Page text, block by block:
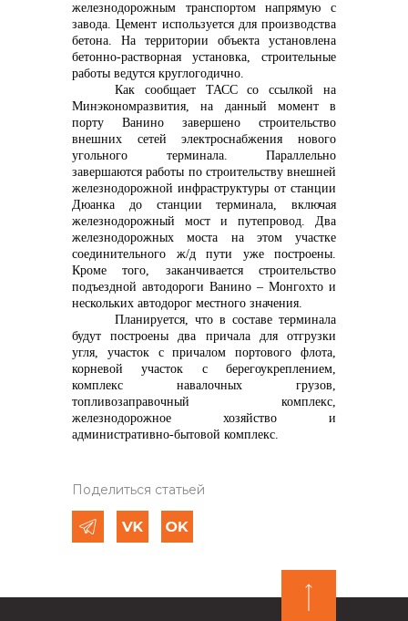
+7 (423) 234 50 50
info@vostokcement.ru
железнодорожным транспортом напрямую с
завода. Цемент используется для производства
бетона. На территории объекта установлена
бетонно-растворная установка, строительные
работы ведутся круглогодично.
Как сообщает ТАСС со ссылкой на
Минэкономразвития, на данный момент в
порту Ванино завершено строительство
внешних сетей электроснабжения нового
угольного терминала. Параллельно
завершаются работы по строительству внешней
железнодорожной инфраструктуры от станции
Дюанка до станции терминала, включая
железнодорожный мост и путепровод. Два
железнодорожных моста на этом участке
соединительного ж/д пути уже построены.
Кроме того, заканчивается строительство
подъездной автодороги Ванино – Монгохто и
нескольких автодорог местного значения.
Планируется, чтов составе терминала
будут построены два причала для отгрузки
угля, участок с причалом портового флота,
корневой участок с берегоукреплением,
комплекс навалочных грузов,
топливозаправочный комплекс,
железнодорожное хозяйство и
административно-бытовой комплекс.
Поделиться статьей